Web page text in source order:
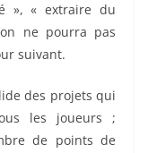
», « extraire du
ne pourra pas
suivant.
des projets qui
les joueurs ;
de points de